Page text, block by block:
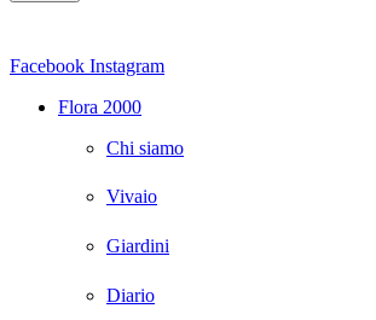
Facebook Instagram
Flora 2000
Chi siamo
Vivaio
Giardini
Diario